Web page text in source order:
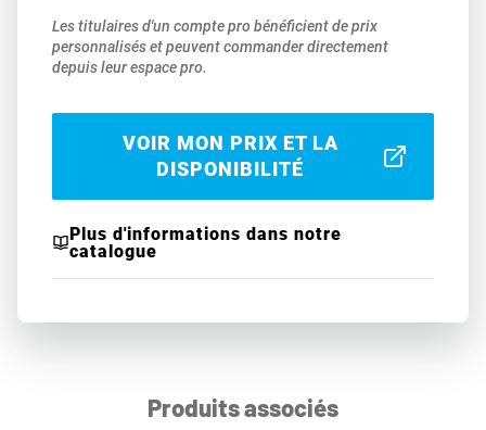
Les titulaires d'un compte pro bénéficient de prix
personnalisés et peuvent commander directement
depuis leur espace pro.
VOIR MON PRIX ET LA
DISPONIBILITÉ
Plus d'informations dans notre
catalogue
Produits associés